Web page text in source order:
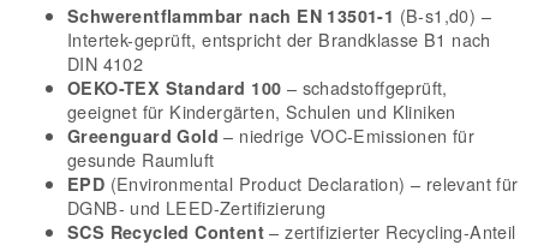
Schwerentflammbar nach EN 13501-1 (B-s1,d0) –
Intertek-geprüft, entspricht der Brandklasse B1 nach
DIN 4102
OEKO-TEX Standard 100 – schadstoffgeprüft,
geeignet für Kindergärten, Schulen und Kliniken
Greenguard Gold – niedrige VOC-Emissionen für
gesunde Raumluft
EPD (Environmental Product Declaration) – relevant für
DGNB- und LEED-Zertifizierung
SCS Recycled Content – zertifizierter Recycling-Anteil